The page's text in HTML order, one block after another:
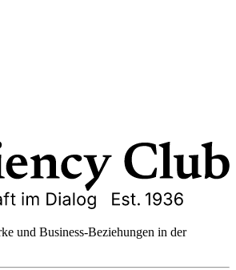
und Business-Beziehungen in der